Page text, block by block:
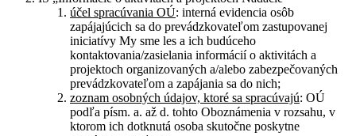
účel spracúvania OÚ: interná evidencia osôb
zapájajúcich sa do prevádzkovateľom zastupovanej
iniciatívy My sme les a ich budúceho
kontaktovania/zasielania informácií o aktivitách a
projektoch organizovaných a/alebo zabezpečovaných
prevádzkovateľom a zapájania sa do nich;
zoznam osobných údajov, ktoré sa spracúvajú: OÚ
podľa písm. a. až d. tohto Oboznámenia v rozsahu, v
ktorom ich dotknutá osoba skutočne poskytne